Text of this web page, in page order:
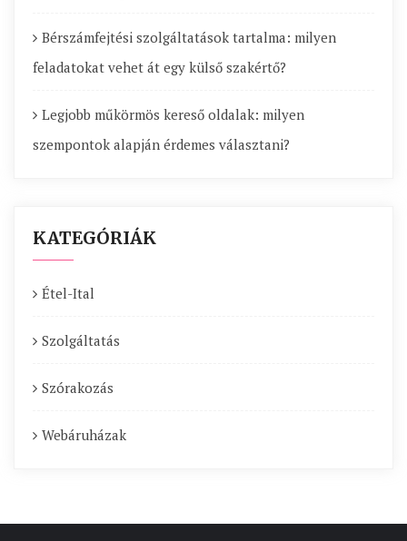
Bérszámfejtési szolgáltatások tartalma: milyen
feladatokat vehet át egy külső szakértő?
Legjobb műkörmös kereső oldalak: milyen
szempontok alapján érdemes választani?
KATEGÓRIÁK
Étel-Ital
Szolgáltatás
Szórakozás
Webáruházak